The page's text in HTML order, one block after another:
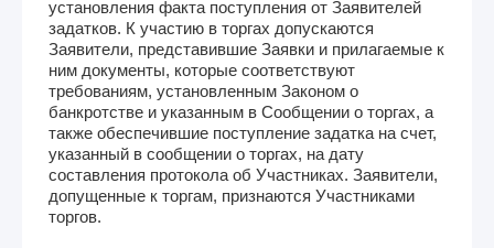
установления факта поступления от Заявителей
задатков. К участию в торгах допускаются
Заявители, представившие Заявки и прилагаемые к
ним документы, которые соответствуют
требованиям, установленным Законом о
банкротстве и указанным в Сообщении о торгах, а
также обеспечившие поступление задатка на счет,
указанный в сообщении о торгах, на дату
составления протокола об Участниках. Заявители,
допущенные к торгам, признаются Участниками
торгов.